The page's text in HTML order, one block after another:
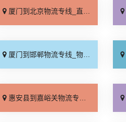
厦门到北京物流专线_直达不中转「送货到门」
厦门到邯郸物流专线_物流拼车「全境配送」
惠安县到嘉峪关物流专线_定点发车「计费标准」